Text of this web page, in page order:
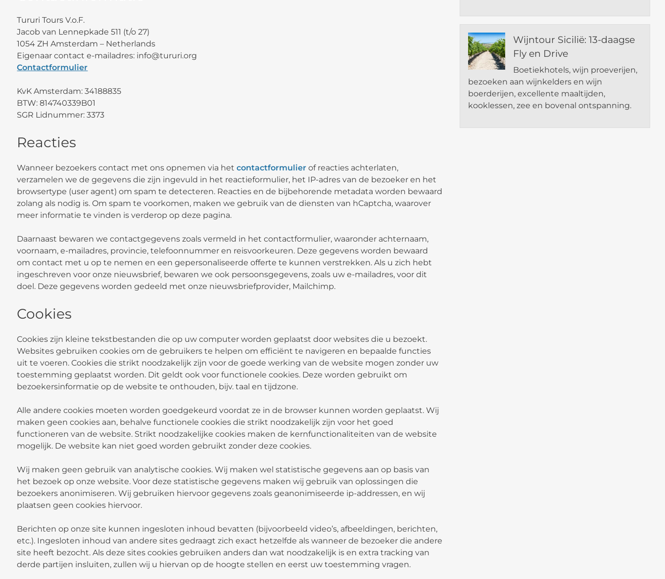
Tururi Tours V.o.F.
Jacob van Lennepkade 511 (t/o 27)
1054 ZH Amsterdam – Netherlands
Eigenaar contact e-mailadres: info@tururi.org
Contactformulier
KvK Amsterdam: 34188835
BTW: 814740339B01
SGR Lidnummer: 3373
Reacties
Wanneer bezoekers contact met ons opnemen via hetcontactformulier of reacties achterlaten,
verzamelen we de gegevens die zijn ingevuld in het reactieformulier, het IP-adres van de bezoeker en het
browsertype (user agent) om spam te detecteren. Reacties en de bijbehorende metadata worden bewaard
zolang als nodig is. Om spam te voorkomen, maken we gebruik van de diensten van hCaptcha, waarover
meer informatie te vinden is verderop op deze pagina.
Daarnaast bewaren we contactgegevens zoals vermeld in het contactformulier, waaronder achternaam,
voornaam, e-mailadres, provincie, telefoonnummer en reisvoorkeuren. Deze gegevens worden bewaard
om contact met u op te nemen en een gepersonaliseerde offerte te kunnen verstrekken. Als u zich hebt
ingeschreven voor onze nieuwsbrief, bewaren we ook persoonsgegevens, zoals uw e-mailadres, voor dit
doel. Deze gegevens worden gedeeld met onze nieuwsbriefprovider, Mailchimp.
Cookies
Cookies zijn kleine tekstbestanden die op uw computer worden geplaatst door websites die u bezoekt.
Websites gebruiken cookies om de gebruikers te helpen om efficiënt te navigeren en bepaalde functies
uit te voeren. Cookies die strikt noodzakelijk zijn voor de goede werking van de website mogen zonder uw
toestemming geplaatst worden. Dit geldt ook voor functionele cookies. Deze worden gebruikt om
bezoekersinformatie op de website te onthouden, bijv. taal en tijdzone.
Alle andere cookies moeten worden goedgekeurd voordat ze in de browser kunnen worden geplaatst. Wij
maken geen cookies aan, behalve functionele cookies die strikt noodzakelijk zijn voor het goed
functioneren van de website. Strikt noodzakelijke cookies maken de kernfunctionaliteiten van de website
mogelijk. De website kan niet goed worden gebruikt zonder deze cookies.
Wij maken geen gebruik van analytische cookies. Wij maken wel statistische gegevens aan op basis van
het bezoek op onze website. Voor deze statistische gegevens maken wij gebruik van oplossingen die
bezoekers anonimiseren. Wij gebruiken hiervoor gegevens zoals geanonimiseerde ip-addressen, en wij
plaatsen geen cookies hiervoor.
Berichten op onze site kunnen ingesloten inhoud bevatten (bijvoorbeeld video’s, afbeeldingen, berichten,
etc.). Ingesloten inhoud van andere sites gedraagt zich exact hetzelfde als wanneer de bezoeker die andere
site heeft bezocht. Als deze sites cookies gebruiken anders dan wat noodzakelijk is en extra tracking van
derde partijen insluiten, zullen wij u hiervan op de hoogte stellen en eerst uw toestemming vragen.
Wijntour Sicilië: 13-daagse
Fly en Drive
Boetiekhotels, wijn proeverijen,
bezoeken aan wijnkelders en wijn
boerderijen, excellente maaltijden,
kooklessen, zee en bovenal ontspanning.